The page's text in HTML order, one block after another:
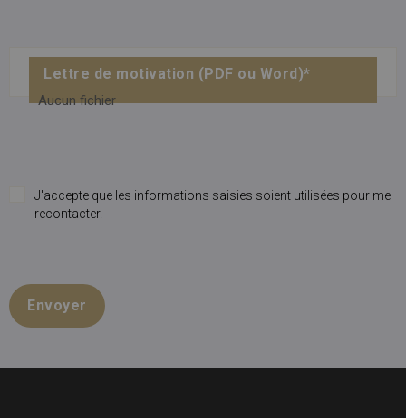
Lettre de motivation (PDF ou Word)*
Aucun fichier
J'accepte que les informations saisies soient utilisées pour me
recontacter.